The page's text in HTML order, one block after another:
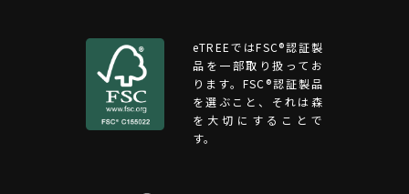
eTREEではFSC®︎認証製
品を一部取り扱ってお
ります。FSC®認証製品
を選ぶこと、それは森
を大切にすることで
す。